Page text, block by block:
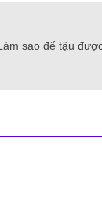
sao để tậu